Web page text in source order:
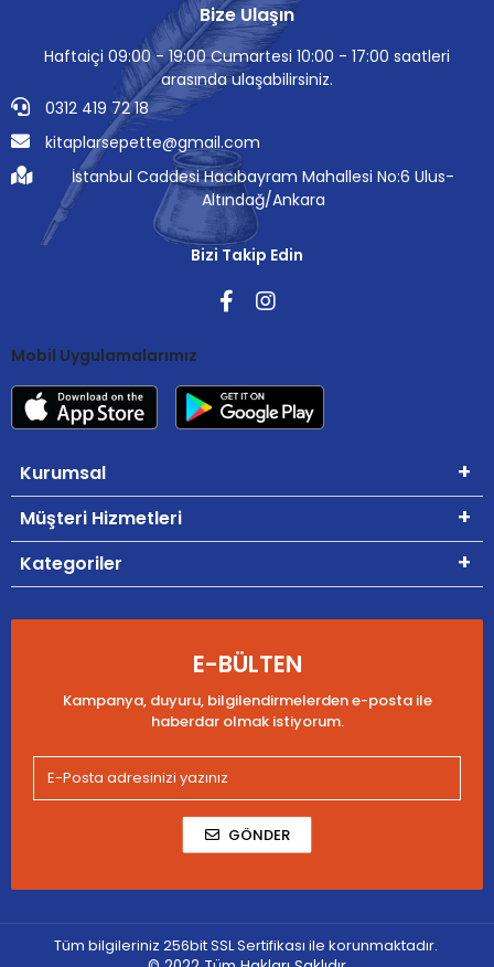
Bize Ulaşın
Haftaiçi 09:00 - 19:00 Cumartesi 10:00 - 17:00 saatleri
arasında ulaşabilirsiniz.
0312 419 72 18
kitaplarsepette@gmail.com
İstanbul Caddesi Hacıbayram Mahallesi No:6 Ulus-
Altındağ/Ankara
Bizi Takip Edin
Mobil Uygulamalarımız
Kurumsal
Müşteri Hizmetleri
Kategoriler
E-BÜLTEN
Kampanya, duyuru, bilgilendirmelerden e-posta ile
haberdar olmak istiyorum.
GÖNDER
Tüm bilgileriniz 256bit SSL Sertifikası ile korunmaktadır.